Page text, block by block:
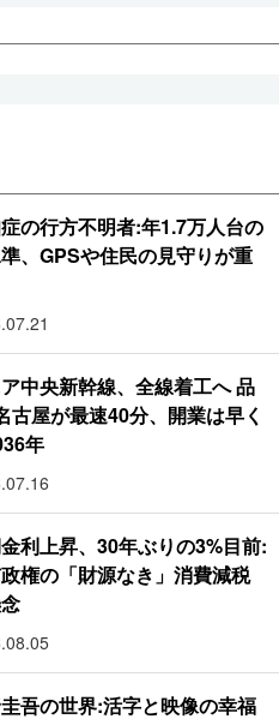
の行方不明者:年1.7万人台の
、GPSや住民の見守りが重
中央新幹線、全線着工へ 品
古屋が最速40分、開業は早く
年
利上昇、30年ぶりの3%目前:
権の「財源なき」消費減税
吾の世界:活字と映像の幸福